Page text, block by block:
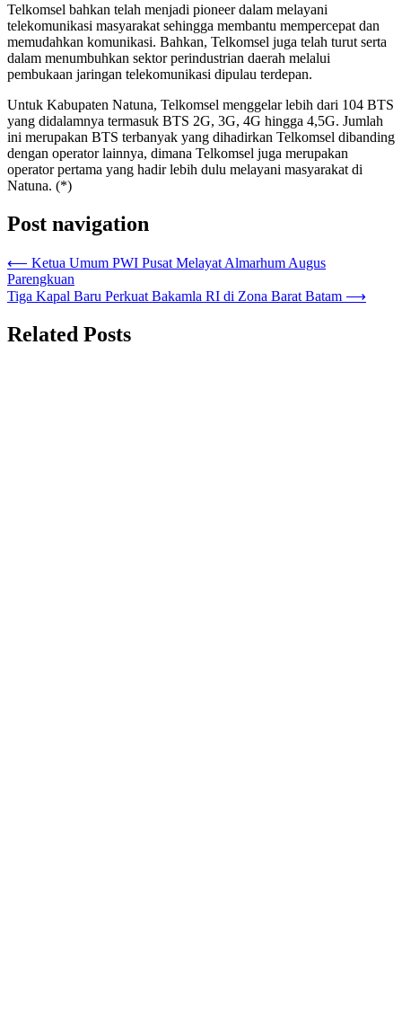
Telkomsel bahkan telah menjadi pioneer dalam melayani
telekomunikasi masyarakat sehingga membantu mempercepat dan
memudahkan komunikasi. Bahkan, Telkomsel juga telah turut serta
dalam menumbuhkan sektor perindustrian daerah melalui
pembukaan jaringan telekomunikasi dipulau terdepan.
Untuk Kabupaten Natuna, Telkomsel menggelar lebih dari 104 BTS
yang didalamnya termasuk BTS 2G, 3G, 4G hingga 4,5G. Jumlah
ini merupakan BTS terbanyak yang dihadirkan Telkomsel dibanding
dengan operator lainnya, dimana Telkomsel juga merupakan
operator pertama yang hadir lebih dulu melayani masyarakat di
Natuna. (*)
Post navigation
⟵ Ketua Umum PWI Pusat Melayat Almarhum Augus
Parengkuan
Tiga Kapal Baru Perkuat Bakamla RI di Zona Barat Batam ⟶
Related Posts